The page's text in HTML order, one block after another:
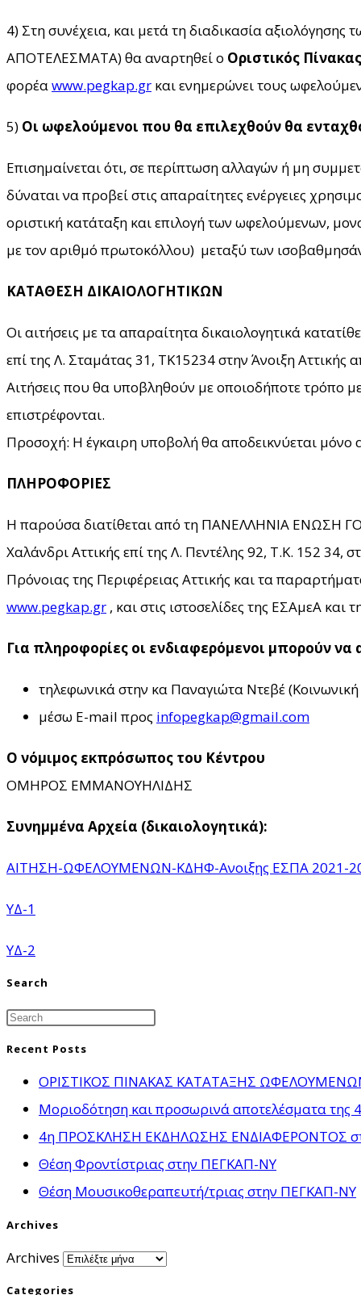
4) Στη συνέχεια, και μετά τη διαδικασία
ΑΠΟΤΕΛΕΣΜΑΤΑ) θα αναρτηθεί ο Οριστικός
φορέαwww.pegkap.gr και ενημερώνει τους
5) Οι ωφελούμενοι που θα επιλεχθούν θα
Επισημαίνεται ότι, σε περίπτωση αλλαγών ή μη
δύναται να προβεί στις απαραίτητες ενέργειες
οριστική κατάταξη και επιλογή των ωφελούμενων,
με τον αριθμό πρωτοκόλλου) μεταξύ των
ΚΑΤΑΘΕΣΗ ΔΙΚΑΙΟΛΟΓΗΤΙΚΩΝ
Οι αιτήσεις με τα απαραίτητα δικαιολογητικά
επί της Λ. Σταμάτας 31, ΤΚ15234 στην Άνοιξη Αττικής
Αιτήσεις που θα υποβληθούν με οποιοδήποτε τρόπο
επιστρέφονται.
Προσοχή: Η έγκαιρη υποβολή θα αποδεικνύεται
ΠΛΗΡΟΦΟΡΙΕΣ
Η παρούσα διατίθεται από τη ΠΑΝΕΛΛΗΝΙΑ
Χαλάνδρι Αττικής επί της Λ. Πεντέλης 92, Τ.Κ. 152 34,
Πρόνοιας της Περιφέρειας Αττικής και τα
www.pegkap.gr , και στις ιστοσελίδες της ΕΣΑμεΑ
Για πληροφορίες οι ενδιαφερόμενοι μπορούν να
τηλεφωνικά στην κα Παναγιώτα Ντεβέ
μέσω Ε-mail προς infopegkap@gmail.com
Ο νόμιμος εκπρόσωπος του Κέντρου
ΟΜΗΡΟΣ ΕΜΜΑΝΟΥΗΛΙΔΗΣ
Συνημμένα Αρχεία (δικαιολογητικά):
ΑΙΤΗΣΗ-ΩΦΕΛΟΥΜΕΝΩΝ-ΚΔΗΦ-Ανοιξης ΕΣΠΑ 2021-
ΥΔ-1
ΥΔ-2
Search
Recent Posts
ΟΡΙΣΤΙΚΟΣ ΠΙΝΑΚΑΣ ΚΑΤΑΤΑΞΗΣ
Μοριοδότηση και προσωρινά αποτελέσματα
4η ΠΡΟΣΚΛΗΣΗ ΕΚΔΗΛΩΣΗΣ ΕΝΔΙΑΦΕΡΟΝΤΟΣ στο
Θέση Φροντίστριας στην ΠΕΓΚΑΠ-ΝΥ
Θέση Μουσικοθεραπευτή/τριας στην ΠΕΓΚΑΠ-ΝΥ
Archives
Archives
Categories